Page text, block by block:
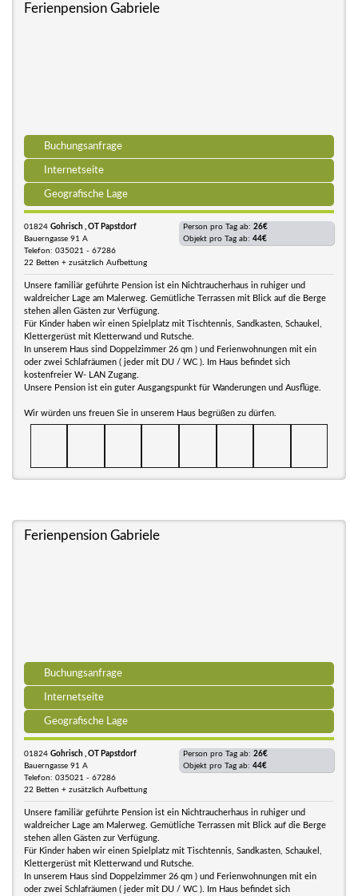
Ferienpension Gabriele
Buchungsanfrage
Internetseite
Geografische Lage
01824 Gohrisch , OT Papstdorf
Bauerngasse 91 A
Telefon: 035021 - 67286
22 Betten + zusätzlich Aufbettung
Person pro Tag ab: 26€
Objekt pro Tag ab: 44€
Unsere familiär geführte Pension ist ein Nichtraucherhaus in ruhiger und
waldreicher Lage am Malerweg. Gemütliche Terrassen mit Blick auf die Berge
stehen allen Gästen zur Verfügung.
Für Kinder haben wir einen Spielplatz mit Tischtennis, Sandkasten, Schaukel,
Klettergerüst mit Kletterwand und Rutsche.
In unserem Haus sind Doppelzimmer 26 qm ) und Ferienwohnungen mit ein
oder zwei Schlafräumen ( jeder mit DU / WC ). Im Haus befindet sich
kostenfreier W- LAN Zugang.
Unsere Pension ist ein guter Ausgangspunkt für Wanderungen und Ausflüge.
Wir würden uns freuen Sie in unserem Haus begrüßen zu dürfen.
Ferienpension Gabriele
Buchungsanfrage
Internetseite
Geografische Lage
01824 Gohrisch , OT Papstdorf
Bauerngasse 91 A
Telefon: 035021 - 67286
22 Betten + zusätzlich Aufbettung
Person pro Tag ab: 26€
Objekt pro Tag ab: 44€
Unsere familiär geführte Pension ist ein Nichtraucherhaus in ruhiger und
waldreicher Lage am Malerweg. Gemütliche Terrassen mit Blick auf die Berge
stehen allen Gästen zur Verfügung.
Für Kinder haben wir einen Spielplatz mit Tischtennis, Sandkasten, Schaukel,
Klettergerüst mit Kletterwand und Rutsche.
In unserem Haus sind Doppelzimmer 26 qm ) und Ferienwohnungen mit ein
oder zwei Schlafräumen ( jeder mit DU / WC ). Im Haus befindet sich